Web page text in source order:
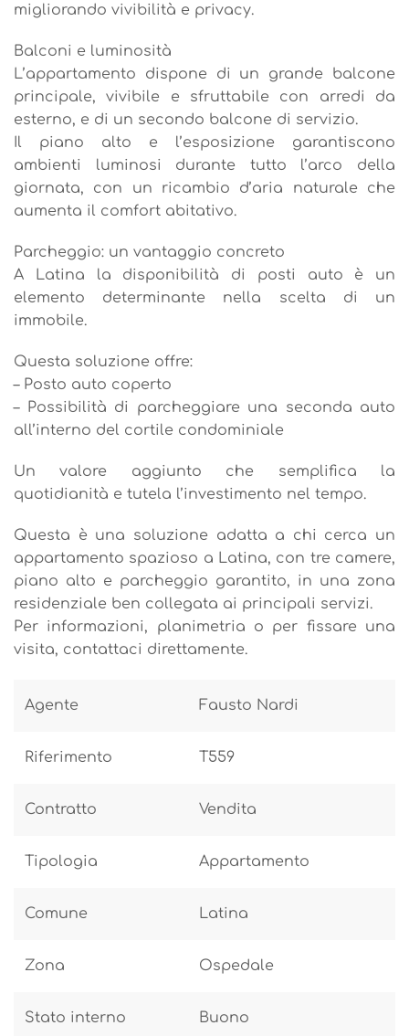
migliorando vivibilità e privacy.
Balconi e luminosità
L’appartamento dispone di un grande balcone
principale, vivibile e sfruttabile con arredi da
esterno, e di un secondo balcone di servizio.
Il piano alto e l’esposizione garantiscono
ambienti luminosi durante tutto l’arco della
giornata, con un ricambio d’aria naturale che
aumenta il comfort abitativo.
Parcheggio: un vantaggio concreto
A Latina la disponibilità di posti auto è un
elemento determinante nella scelta di un
immobile.
Questa soluzione offre:
– Posto auto coperto
– Possibilità di parcheggiare una seconda auto
all’interno del cortile condominiale
Un valore aggiunto che semplifica la
quotidianità e tutela l’investimento nel tempo.
Questa è una soluzione adatta a chi cerca un
appartamento spazioso a Latina, con tre camere,
piano alto e parcheggio garantito, in una zona
residenziale ben collegata ai principali servizi.
Per informazioni, planimetria o per fissare una
visita, contattaci direttamente.
Agente Fausto Nardi
Riferimento T559
Contratto Vendita
Tipologia Appartamento
Comune Latina
Zona Ospedale
Stato interno Buono